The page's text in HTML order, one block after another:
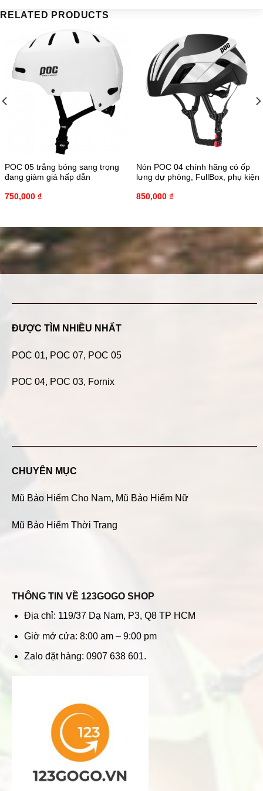
RELATED PRODUCTS
POC 05 trắng bóng sang trọng
đang giảm giá hấp dẫn
750,000 ₫
Nón POC 04 chính hãng có ốp
lưng dự phòng, FullBox, phụ kiện
850,000 ₫
ĐƯỢC TÌM NHIỀU NHẤT
POC 01, POC 07, POC 05
POC 04, POC 03, Fornix
CHUYÊN MỤC
Mũ Bảo Hiểm Cho Nam, Mũ Bảo Hiểm Nữ
Mũ Bảo Hiểm Thời Trang
THÔNG TIN VỀ 123GOGO SHOP
Địa chỉ: 119/37 Dạ Nam, P3, Q8 TP HCM
Giờ mở cửa: 8:00 am – 9:00 pm
Zalo đặt hàng: 0907 638 601.